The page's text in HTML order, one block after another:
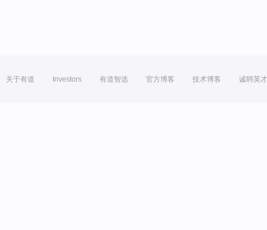
关于有道 Investors 有道智选 官方博客 技术博客 诚聘英才